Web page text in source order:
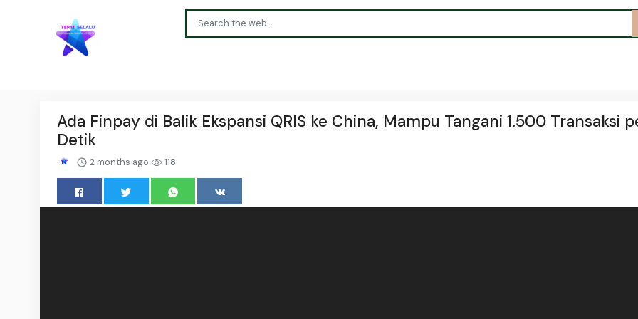
Ada Finpay di Balik Ekspansi QRIS ke China, Mampu Tangani 1.500 Transaksi
Detik
2 months ago 118